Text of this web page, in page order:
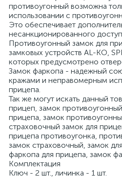
противоугонный возможна
использовании с
Это обеспечивает
несанкционированного
Противоугонный замок для
замковых устройств AL-KO,
которых предусмотрено
Замок фаркопа - надежный
кражами и неправомерным
прицепа.
Так же могут искать данный
прицеп, замок
прицепа, замок
страховочный замок для
прицепа противоугонка,
замок страховочный, замок
фаркопа для прицепа, замок
Комплектация
Ключ - 2 шт., личинка - 1 шт.